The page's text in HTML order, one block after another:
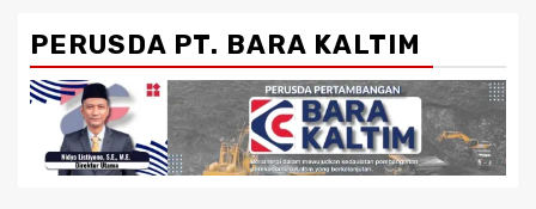
PERUSDA PT. BARA KALTIM